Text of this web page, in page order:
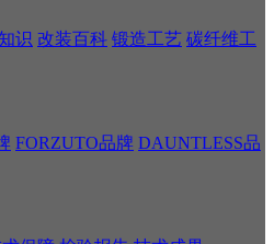
识 改装百科 锻造工艺 碳纤维工
FORZUTO品牌 DAUNTLESS品